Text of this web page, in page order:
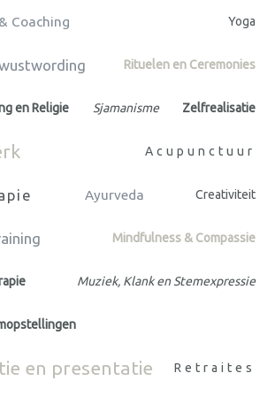
Coaching Yoga
Rituelen en Ceremonies
en Religie Sjamanisme Zelfrealisatie
Acupunctuur
Ayurveda Creativiteit
Mindfulness & Compassie
Muziek, Klank en Stemexpressie
en presentatie Retraites